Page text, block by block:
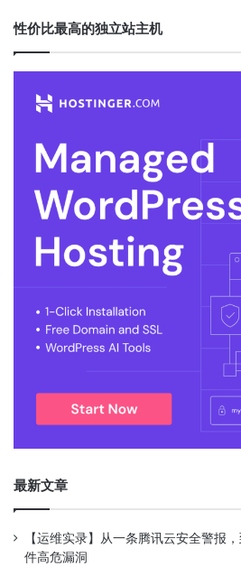
性价比最高的独立站主机
最新文章
【运维实录】从一条腾讯云安全警报
件高危漏洞